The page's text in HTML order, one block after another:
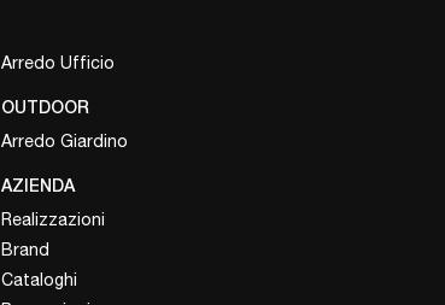
Arredo Ufficio
OUTDOOR
Arredo Giardino
AZIENDA
Realizzazioni
Brand
Cataloghi